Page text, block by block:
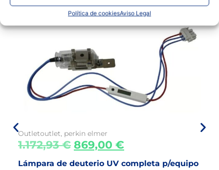
Política de cookiesAviso Legal
Outletoutlet, perkin elmer
1.172,93€ 869,00 €
Lámpara de deuterio UV completa p/equipo